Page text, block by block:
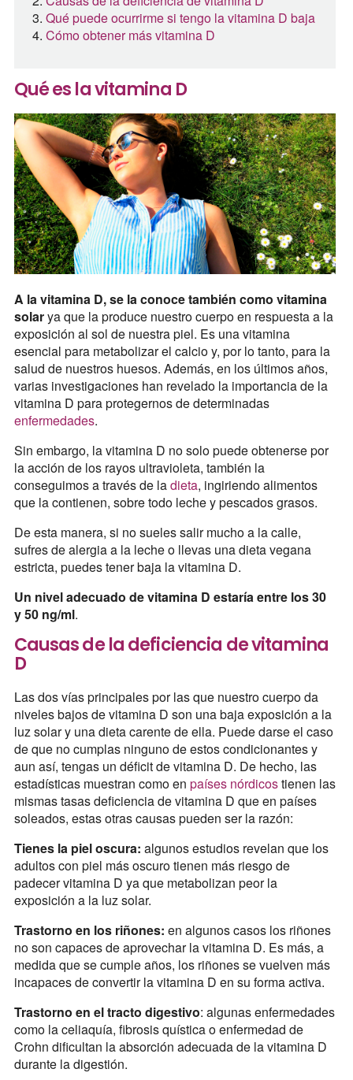
Qué puede ocurrirme si tengo la vitamina D baja
Cómo obtener más vitamina D
Qué es la vitamina D
A la vitamina D, se la conoce también como vitamina
solarya que la produce nuestro cuerpo en respuesta a la
exposición al sol de nuestra piel. Es una vitamina
esencial para metabolizar el calcio y, por lo tanto, para la
salud de nuestros huesos. Además, en los últimos años,
varias investigaciones han revelado la importancia de la
vitamina D para protegernos de determinadas
enfermedades.
Sin embargo, la vitamina D no solo puede obtenerse por
la acción de los rayos ultravioleta, también la
conseguimos a través de ladieta, ingiriendo alimentos
que la contienen, sobre todo leche y pescados grasos.
De esta manera, si no sueles salir mucho a la calle,
sufres de alergia a la leche o llevas una dieta vegana
estricta, puedes tener baja la vitamina D.
Un nivel adecuado de vitamina D estaría entre los 30
y 50 ng/ml.
Causas de la deficiencia de vitamina
D
Las dos vías principales por las que nuestro cuerpo da
niveles bajos de vitamina D son una baja exposición a la
luz solar y una dieta carente de ella. Puede darse el caso
de que no cumplas ninguno de estos condicionantes y
aun así, tengas un déficit de vitamina D. De hecho, las
estadísticas muestran como en países nórdicostienen las
mismas tasas deficiencia de vitamina D que en países
soleados, estas otras causas pueden ser la razón:
Tienes la piel oscura: algunos estudios revelan que los
adultos con piel más oscuro tienen más riesgo de
padecer vitamina D ya que metabolizan peor la
exposición a la luz solar.
Trastorno en los riñones: en algunos casos los riñones
no son capaces de aprovechar la vitamina D. Es más, a
medida que se cumple años, los riñones se vuelven más
incapaces de convertir la vitamina D en su forma activa.
Trastorno en el tracto digestivo: algunas enfermedades
como la celiaquía, fibrosis quística o enfermedad de
Crohn dificultan la absorción adecuada de la vitamina D
durante la digestión.